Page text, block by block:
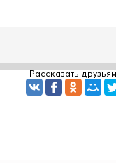
Рассказать друзьям